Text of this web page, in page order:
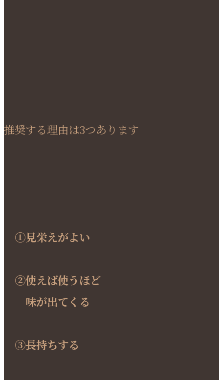
推奨する理由は3つあります
①見栄えがよい
②使えば使うほど
味が出てくる
③長持ちする